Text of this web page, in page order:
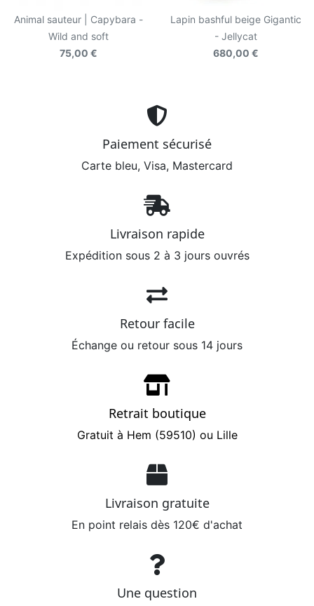
Animal sauteur | Capybara -
Wild and soft
75,00 €
Lapin bashful beige Gigantic
- Jellycat
680,00 €
Paiement sécurisé
Carte bleu, Visa, Mastercard
Livraison rapide
Expédition sous 2 à 3 jours ouvrés
Retour facile
Échange ou retour sous 14 jours
Retrait boutique
Gratuit à Hem (59510) ou Lille
Livraison gratuite
En point relais dès 120€ d'achat
Une question